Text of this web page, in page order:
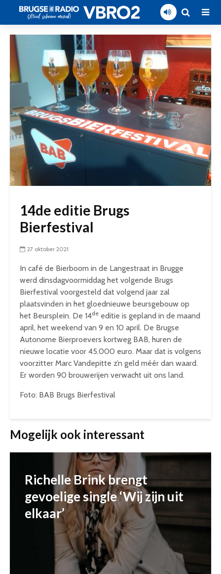
14de editie Brugs
Bierfestival
27 oktober 2021
In café de Bierboom in de Langestraat in Brugge
werd dinsdagvoormiddag het volgende Brugs
Bierfestival voorgesteld dat volgend jaar zal
plaatsvinden in het gloednieuwe beursgebouw op
het Beursplein. De 14de editie is gepland in de maand
april, het weekend van 9 en 10 april. De Brugse
Autonome Bierproevers kortweg BAB, huren de
nieuwe locatie voor 45.000 euro. Maar dat is volgens
voorzitter Marc Vandepitte z’n geld méér dan waard.
Er worden 90 brouwerijen verwacht uit ons land.
Foto: BAB Brugs Bierfestival
Mogelijk ook interessant
Richelle Brink brengt
gevoelige single ‘Wij zijn uit
elkaar’